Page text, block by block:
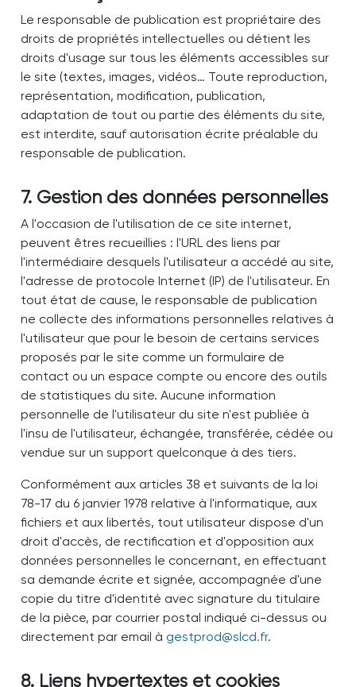
Le responsable de publication est propriétaire des
droits de propriétés intellectuelles ou détient les
droits d'usage sur tous les éléments accessibles sur
le site (textes, images, vidéos… Toute reproduction,
représentation, modification, publication,
adaptation de tout ou partie des éléments du site,
est interdite, sauf autorisation écrite préalable du
responsable de publication.
7. Gestion des données personnelles
A l'occasion de l'utilisation de ce site internet,
peuvent êtres recueillies : l'URL des liens par
l'intermédiaire desquels l'utilisateur a accédé au site,
l'adresse de protocole Internet (IP) de l'utilisateur. En
tout état de cause, le responsable de publication
ne collecte des informations personnelles relatives à
l'utilisateur que pour le besoin de certains services
proposés par le site comme un formulaire de
contact ou un espace compte ou encore des outils
de statistiques du site. Aucune information
personnelle de l'utilisateur du site n'est publiée à
l'insu de l'utilisateur, échangée, transférée, cédée ou
vendue sur un support quelconque à des tiers.
Conformément aux articles 38 et suivants de la loi
78-17 du 6 janvier 1978 relative à l'informatique, aux
fichiers et aux libertés, tout utilisateur dispose d'un
droit d'accès, de rectification et d'opposition aux
données personnelles le concernant, en effectuant
sa demande écrite et signée, accompagnée d'une
copie du titre d'identité avec signature du titulaire
de la pièce, par courrier postal indiqué ci-dessus ou
directement par email à gestprod@slcd.fr.
8. Liens hypertextes et cookies